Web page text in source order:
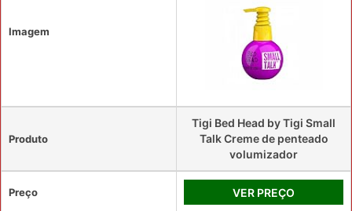
Imagem
Produto
Tigi Bed Head by Tigi Small
Talk Creme de penteado
volumizador
Preço VER PREÇO